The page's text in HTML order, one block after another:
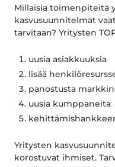
Millaisia toimenpiteitä
kasvusuunnitelmat
tarvitaan? Yritysten
uusia asiakkuuksia
lisää
panostusta
uusia kumppaneita
Yritysten
korostuvat ihmiset.